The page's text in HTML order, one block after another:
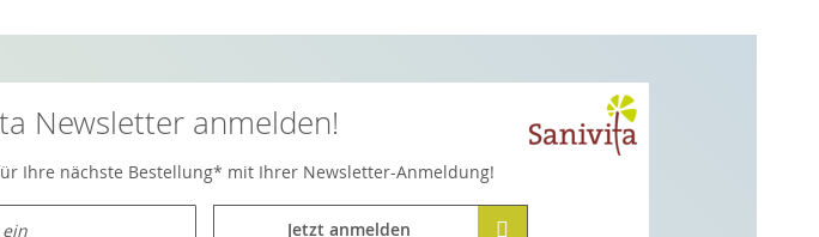
Newsletter anmelden!
Ihre nächste Bestellung* mit Ihrer Newsletter-Anmeldung!
Jetzt anmelden